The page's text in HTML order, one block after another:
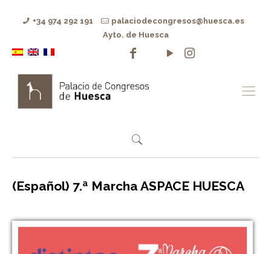
+34 974 292 191
palaciodecongresos@huesca.es
Ayto. de Huesca
(Español) 7.ª Marcha ASPACE HUESCA